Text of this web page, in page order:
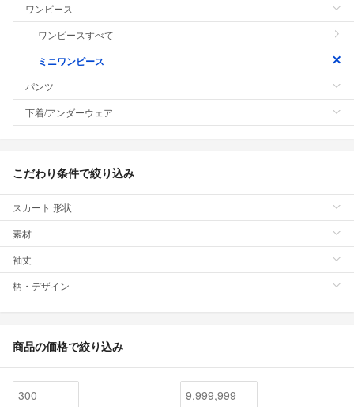
ワンピース
ワンピースすべて
ミニワンピース
パンツ
下着/アンダーウェア
こだわり条件で絞り込み
スカート 形状
素材
袖丈
柄・デザイン
商品の価格で絞り込み